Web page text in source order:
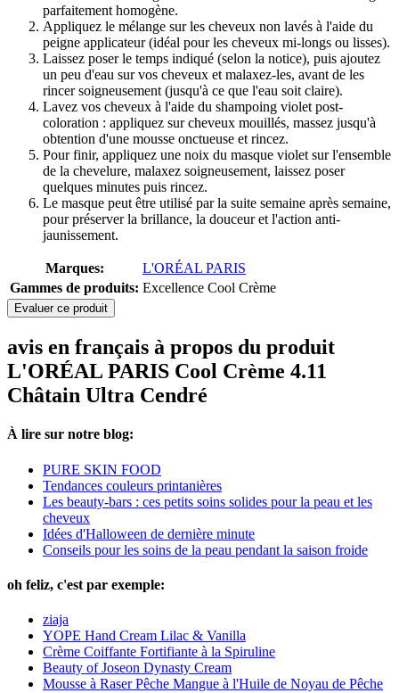
parfaitement homogène.
Appliquez le mélange sur les cheveux non lavés à l'aide du
peigne applicateur (idéal pour les cheveux mi-longs ou lisses).
Laissez poser le temps indiqué (selon la notice), puis ajoutez
un peu d'eau sur vos cheveux et malaxez-les, avant de les
rincer soigneusement (jusqu'à ce que l'eau soit claire).
Lavez vos cheveux à l'aide du shampoing violet post-
coloration : appliquez sur cheveux mouillés, massez jusqu'à
obtention d'une mousse onctueuse et rincez.
Pour finir, appliquez une noix du masque violet sur l'ensemble
de la chevelure, malaxez soigneusement, laissez poser
quelques minutes puis rincez.
Le masque peut être utilisé par la suite semaine après semaine,
pour préserver la brillance, la douceur et l'action anti-
jaunissement.
Marques:
L'ORÉAL PARIS
Gammes de produits: Excellence Cool Crème
Evaluer ce produit
avis en français à propos du produit
L'ORÉAL PARIS Cool Crème 4.11
Châtain Ultra Cendré
À lire sur notre blog:
PURE SKIN FOOD
Tendances couleurs printanières
Les beauty-bars : ces petits soins solides pour la peau et les
cheveux
Idées d'Halloween de dernière minute
Conseils pour les soins de la peau pendant la saison froide
oh feliz, c'est par exemple:
ziaja
YOPE Hand Cream Lilac & Vanilla
Crème Coiffante Fortifiante à la Spiruline
Beauty of Joseon Dynasty Cream
Mousse à Raser Pêche Mangue à l'Huile de Noyau de Pêche